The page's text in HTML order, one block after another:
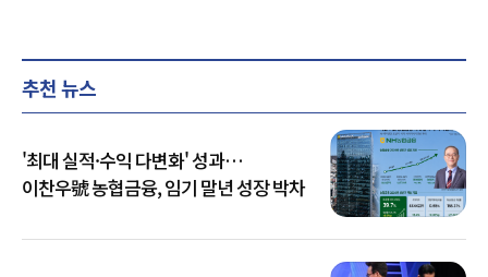
추천 뉴스
'최대 실적·수익 다변화' 성과…
이찬우號 농협금융, 임기 말년 성장 박차